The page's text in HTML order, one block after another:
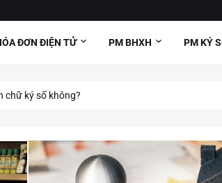
ĐƠN ĐIỆN TỬ PM BHXH PM KÝ
chữ ký số không?